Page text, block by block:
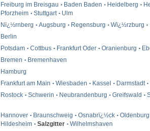
Freiburg im Breisgau Baden Baden Heidelberg
Pforzheim
Stuttgart
Ulm
Nï¿½rnberg Augsburg Regensburg Wï¿½rzburg
Berlin
Potsdam Cottbus Frankfurt Oder Oranienburg
Bremen
Bremenhaven
Hamburg
Frankfurt am Main Wiesbaden Kassel
Darmstadt
Rostock Schwerin Neubrandenburg Greifswald
Hannover Braunschweig Osnabrï¿½ck
Oldenburg
Hildesheim
Salzgitter
Wilhelmshaven